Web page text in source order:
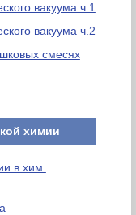
вакуума ч.1
вакуума ч.2
смесях
химии
в хим.